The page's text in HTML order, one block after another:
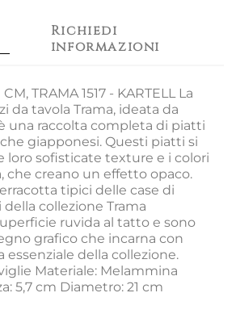
Richiedi
informazioni
TRAMA 1517 - KARTELL La
da tavola Trama, ideata da
una raccolta completa di piatti
giapponesi. Questi piatti si
loro sofisticate texture e i colori
che creano un effetto opaco.
tipici delle case di
collezione Trama
ruvida al tatto e sono
grafico che incarna con
essenziale della collezione.
Materiale: Melammina
5,7 cm Diametro: 21 cm